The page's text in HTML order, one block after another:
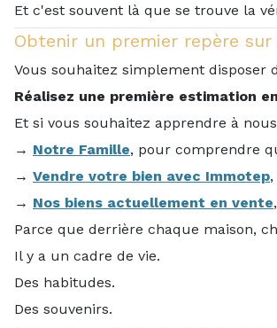
Et c'est souvent là que se trouve la
Obtenir un premier repère
Vous souhaitez simplement disposer
Réalisez une première estimation
Et si vous souhaitez apprendre à
→ Notre Famille, pour comprendre
→ Vendre votre bien avec Immotep
→ Nos biens actuellement en vente
Parce que derrière chaque maison,
Il y a un cadre de vie.
Des habitudes.
Des souvenirs.